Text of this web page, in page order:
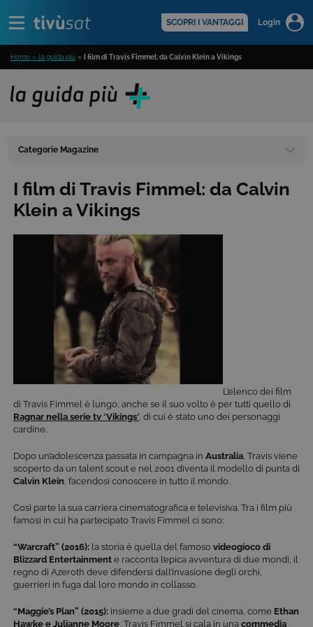
SCOPRI I VANTAGGI Login
Home » la guida più » I film di Travis Fimmel: da Calvin Klein a Vikings
Categorie Magazine
I film di Travis Fimmel: da Calvin
Klein a Vikings
L’elenco dei film
di Travis Fimmel è lungo, anche se il suo volto è per tutti quello di
Ragnar nella serie tv “Vikings”, di cui è stato uno dei personaggi
cardine.
Dopo un’adolescenza passata in campagna in Australia , Travis viene
scoperto da un talent scout e nel 2001 diventa il modello di punta di
Calvin Klein , facendosi conoscere in tutto il mondo.
Così parte la sua carriera cinematografica e televisiva. Tra i film più
famosi in cui ha partecipato Travis Fimmel ci sono:
“Warcraft” (2016): la storia è quella del famoso videogioco di
Blizzard Entertainment e racconta l’epica avventura di due mondi, il
regno di Azeroth deve difendersi dall’invasione degli orchi,
guerrieri in fuga dal loro mondo in collasso.
“Maggie’s Plan” (2015): insieme a due gradi del cinema, come Ethan
Hawke e Julianne Moore , Travis Fimmel si cala in una commedia